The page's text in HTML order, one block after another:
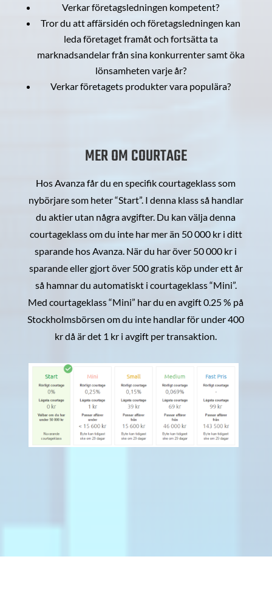
Verkar företagsledningen kompetent?
Tror du att affärsidén och företagsledningen kan
leda företaget framåt och fortsätta ta
marknadsandelar från sina konkurrenter samt öka
lönsamheten varje år?
Verkar företagets produkter vara populära?
MER OM COURTAGE
Hos Avanza får du en specifik courtageklass som
nybörjare som heter “Start”. I denna klass så handlar
du aktier utan några avgifter. Du kan välja denna
courtageklass om du inte har mer än 50 000 kr i ditt
sparande hos Avanza. När du har över 50 000 kr i
sparande eller gjort över 500 gratis köp under ett år
så hamnar du automatiskt i courtageklass “Mini”.
Med courtageklass “Mini” har du en avgift 0.25 % på
Stockholmsbörsen om du inte handlar för under 400
kr då är det 1 kr i avgift per transaktion.